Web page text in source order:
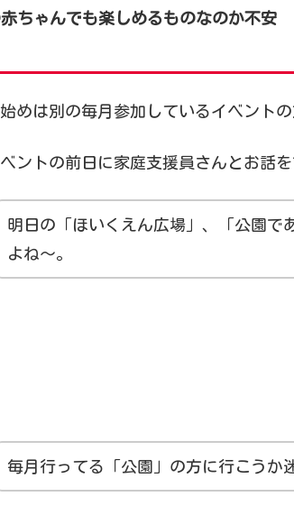
赤ちゃんでも楽しめるものなのか不安
始めは別の毎月参加しているイベント
ントの前日に家庭支援員さんとお話
明日の「ほいくえん広場」、「公園で
よね～。
毎月行ってる「公園」の方に行こうか